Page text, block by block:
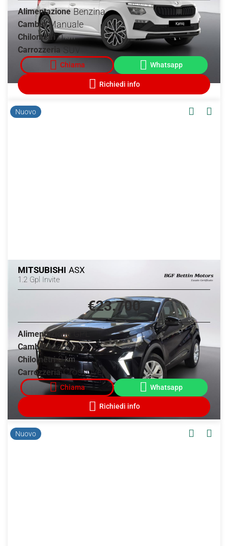
Alimentazione Benzina
Cambio Manuale
Chilometri 0km
Carrozzeria SUV
Nuovo
MITSUBISHI ASX
1.2 Gpl Invite
€23.700
Alimentazione
Cambio Manuale
Chilometri 0km
Carrozzeria CrossOver
Nuovo